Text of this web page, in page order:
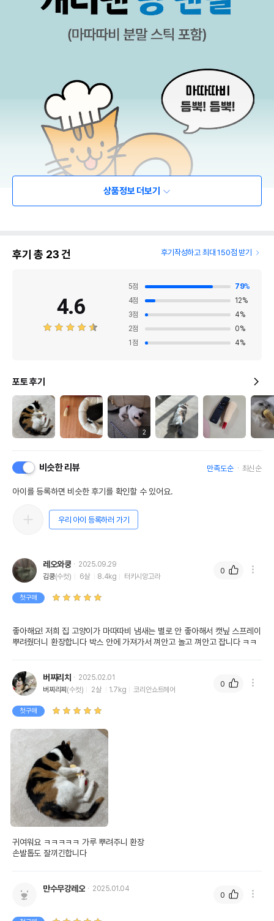
상품정보 더보기
후기 총 23건 후기작성하고 최대 150점 받기
4.6
5점 79%
4점 12%
3점 4%
2점 0%
1 점 4%
포토 후기
2
비슷한 리뷰 만족도순 최신순
아이를 등록하면 비슷한 후기를 확인할 수 있어요.
우리 아이 등록하러 가기
레오와쿵
2025.09.29
김쿵(수컷) 6살 8.4kg 터키시앙고라
첫구매
좋아해요! 저희 집 고양이가 마따따비 냄새는 별로 안 좋아해서 캣닢 스프레이
뿌려줬더니 환장합니다 박스 안에 가져가서 껴안고 놀고 껴안고 잡니다 ㅋㅋ
0
버찌리치
2025.02.01
버찌리찌 (수컷) 2살 1.7kg 코리안쇼트헤어
첫구매
귀여워요 ㅋㅋㅋㅋㅋ 가루 뿌려주니 환장
손발톱도 잘끼긴합니다
0
만수무강레오 2025.01.04
0